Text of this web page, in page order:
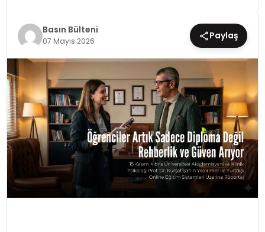
SPOR
EĞİTİM
MAGAZİN
SAĞLIK
YAŞAM
Basın Bülteni
07 Mayıs 2026 Paylaş